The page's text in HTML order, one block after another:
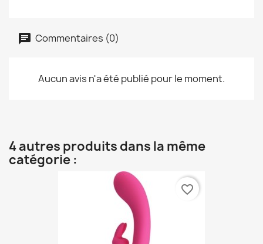
Commentaires (0)
Aucun avis n'a été publié pour le moment.
4 autres produits dans la même
catégorie :
favorite_border